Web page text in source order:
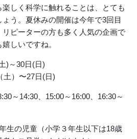
しく科学に触れることは、とても
う。夏休みの開催は今年で3回目
ピーターの方も多く人気の企画で
しいですね。
)～30日(日)
土）〜27日(日)
～14:30、15:00～16:00、16:30～
生の児童（小学３年生以下は18歳